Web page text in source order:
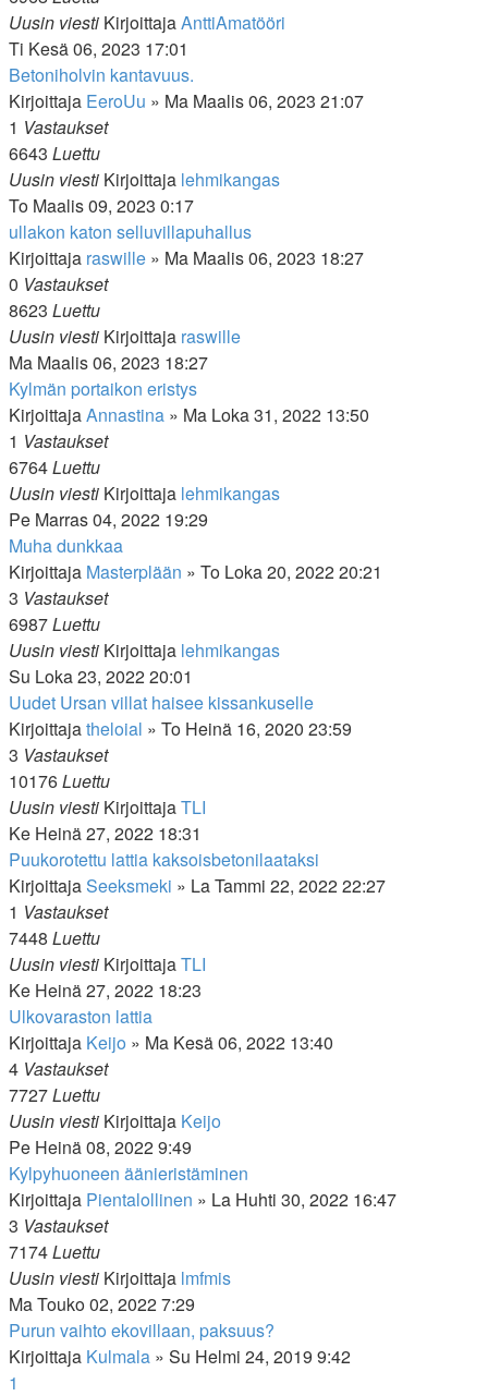
Uusin viesti KirjoittajaAnttiAmatööri
Ti Kesä 06, 2023 17:01
Betoniholvin kantavuus.
Kirjoittaja EeroUu » Ma Maalis 06, 2023 21:07
1 Vastaukset
6643 Luettu
Uusin viesti Kirjoittaja lehmikangas
To Maalis 09, 2023 0:17
ullakon katon selluvillapuhallus
Kirjoittaja raswille » Ma Maalis 06, 2023 18:27
0 Vastaukset
8623 Luettu
Uusin viesti Kirjoittaja raswille
Ma Maalis 06, 2023 18:27
Kylmän portaikon eristys
KirjoittajaAnnastina » Ma Loka 31, 2022 13:50
1 Vastaukset
6764Luettu
Uusin viesti Kirjoittaja lehmikangas
Pe Marras 04, 2022 19:29
Muha dunkkaa
Kirjoittaja Masterplään » To Loka 20, 2022 20:21
3 Vastaukset
6987Luettu
Uusin viesti Kirjoittaja lehmikangas
Su Loka 23, 2022 20:01
Uudet Ursan villat haisee kissankuselle
Kirjoittajatheloial » To Heinä 16, 2020 23:59
3 Vastaukset
10176Luettu
Uusin viesti KirjoittajaTLI
Ke Heinä 27, 2022 18:31
Puukorotettu lattia kaksoisbetonilaataksi
KirjoittajaSeeksmeki » La Tammi 22, 2022 22:27
1 Vastaukset
7448 Luettu
Uusin viesti KirjoittajaTLI
Ke Heinä 27, 2022 18:23
Ulkovaraston lattia
Kirjoittaja Keijo » Ma Kesä 06, 2022 13:40
4 Vastaukset
7727Luettu
Uusin viesti Kirjoittaja Keijo
Pe Heinä 08, 2022 9:49
Kylpyhuoneen äänieristäminen
Kirjoittaja Pientalollinen » La Huhti 30, 2022 16:47
3 Vastaukset
7174Luettu
Uusin viesti Kirjoittaja lmfmis
Ma Touko 02, 2022 7:29
Purun vaihto ekovillaan, paksuus?
Kirjoittaja Kulmala » Su Helmi 24, 2019 9:42
1